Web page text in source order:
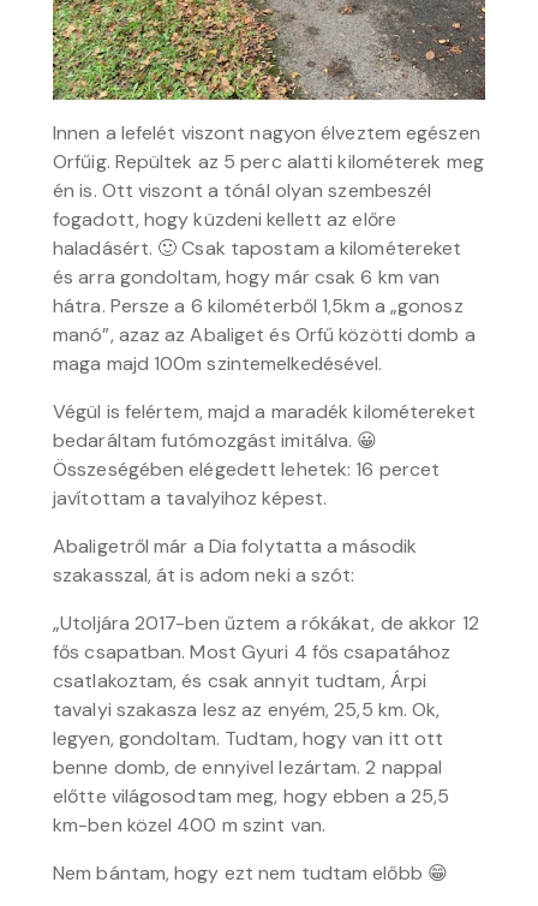
Innen a lefelét viszont nagyon élveztem egészen
Orfűig. Repültek az 5 perc alatti kilométerek meg
én is. Ott viszont a tónál olyan szembeszél
fogadott, hogy küzdeni kellett az előre
haladásért. 🙂 Csak tapostam a kilométereket
és arra gondoltam, hogy már csak 6 km van
hátra. Persze a 6 kilométerből 1,5km a „gonosz
manó”, azaz az Abaliget és Orfű közötti domb a
maga majd 100m szintemelkedésével.
Végül is felértem, majd a maradék kilométereket
bedaráltam futómozgást imitálva. 😀
Összeségében elégedett lehetek: 16 percet
javítottam a tavalyihoz képest.
Abaligetről már a Dia folytatta a második
szakasszal, át is adom neki a szót:
„Utoljára 2017-ben űztem a rókákat, de akkor 12
fős csapatban. Most Gyuri 4 fős csapatához
csatlakoztam, és csak annyit tudtam, Árpi
tavalyi szakasza lesz az enyém, 25,5 km. Ok,
legyen, gondoltam. Tudtam, hogy van itt ott
benne domb, de ennyivel lezártam. 2 nappal
előtte világosodtam meg, hogy ebben a 25,5
km-ben közel 400 m szint van.
Nem bántam, hogy ezt nem tudtam előbb 😁